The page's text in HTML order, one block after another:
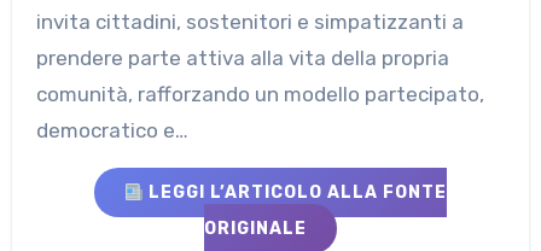
invita cittadini, sostenitori e simpatizzanti a
prendere parte attiva alla vita della propria
comunità, rafforzando un modello partecipato,
democratico e…
LEGGI L’ARTICOLO ALLA FONTE
ORIGINALE